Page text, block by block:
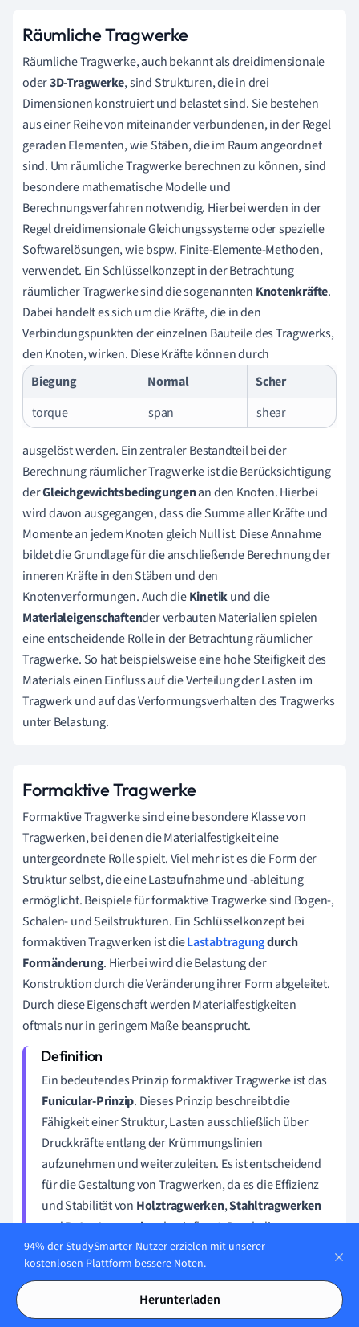
Räumliche Tragwerke
Räumliche Tragwerke, auch bekannt als dreidimensionale
oder3D-Tragwerke, sind Strukturen, die in drei
Dimensionen konstruiert und belastet sind. Sie bestehen
aus einer Reihe von miteinander verbundenen, in der Regel
geraden Elementen, wie Stäben, die im Raum angeordnet
sind. Um räumliche Tragwerke berechnen zu können, sind
besondere mathematische Modelle und
Berechnungsverfahren notwendig. Hierbei werden in der
Regel dreidimensionale Gleichungssysteme oder spezielle
Softwarelösungen, wie bspw. Finite-Elemente-Methoden,
verwendet. Ein Schlüsselkonzept in der Betrachtung
räumlicher Tragwerke sind die sogenannten Knotenkräfte.
Dabei handelt es sich um die Kräfte, die in den
Verbindungspunkten der einzelnen Bauteile des Tragwerks,
den Knoten, wirken. Diese Kräfte können durch
Biegung
Normal
Scher
torque
span shear
ausgelöst werden. Ein zentraler Bestandteil bei der
Berechnung räumlicher Tragwerke ist die Berücksichtigung
derGleichgewichtsbedingungenan den Knoten. Hierbei
wird davon ausgegangen, dass die Summe aller Kräfte und
Momente an jedem Knoten gleich Null ist. Diese Annahme
bildet die Grundlage für die anschließende Berechnung der
inneren Kräfte in den Stäben und den
Knotenverformungen. Auch dieKinetikund die
Materialeigenschaftender verbauten Materialien spielen
eine entscheidende Rolle in der Betrachtung räumlicher
Tragwerke. So hat beispielsweise eine hohe Steifigkeit des
Materials einen Einfluss auf die Verteilung der Lasten im
Tragwerk und auf das Verformungsverhalten des Tragwerks
unter Belastung.
Formaktive Tragwerke
Formaktive Tragwerke sind eine besondere Klasse von
Tragwerken, bei denen die Materialfestigkeit eine
untergeordnete Rolle spielt. Viel mehr ist es die Form der
Struktur selbst, die eine Lastaufnahme und -ableitung
ermöglicht. Beispiele für formaktive Tragwerke sind Bogen-,
Schalen- und Seilstrukturen. Ein Schlüsselkonzept bei
formaktiven Tragwerken ist dieLastabtragungdurch
Formänderung. Hierbei wird die Belastung der
Konstruktion durch die Veränderung ihrer Form abgeleitet.
Durch diese Eigenschaft werden Materialfestigkeiten
oftmals nur in geringem Maße beansprucht.
Ein bedeutendes Prinzip formaktiver Tragwerke ist das
Funicular-Prinzip. Dieses Prinzip beschreibt die
Fähigkeit einer Struktur, Lasten ausschließlich über
Druckkräfte entlang der Krümmungslinien
aufzunehmen und weiterzuleiten. Es ist entscheidend
für die Gestaltung von Tragwerken, da es die Effizienz
und Stabilität von Holztragwerken,Stahltragwerken
undBetontragwerkenbeeinflusst. Durch die
Anwendung des Funicular-Prinzips können Ingenieure
die Materialien optimal nutzen und die strukturellen
leistungsfähigeren Bauwerken führt.
94% der StudySmarter-Nutzer erzielen mit unserer
kostenlosen Plattform bessere Noten.
Herunterladen